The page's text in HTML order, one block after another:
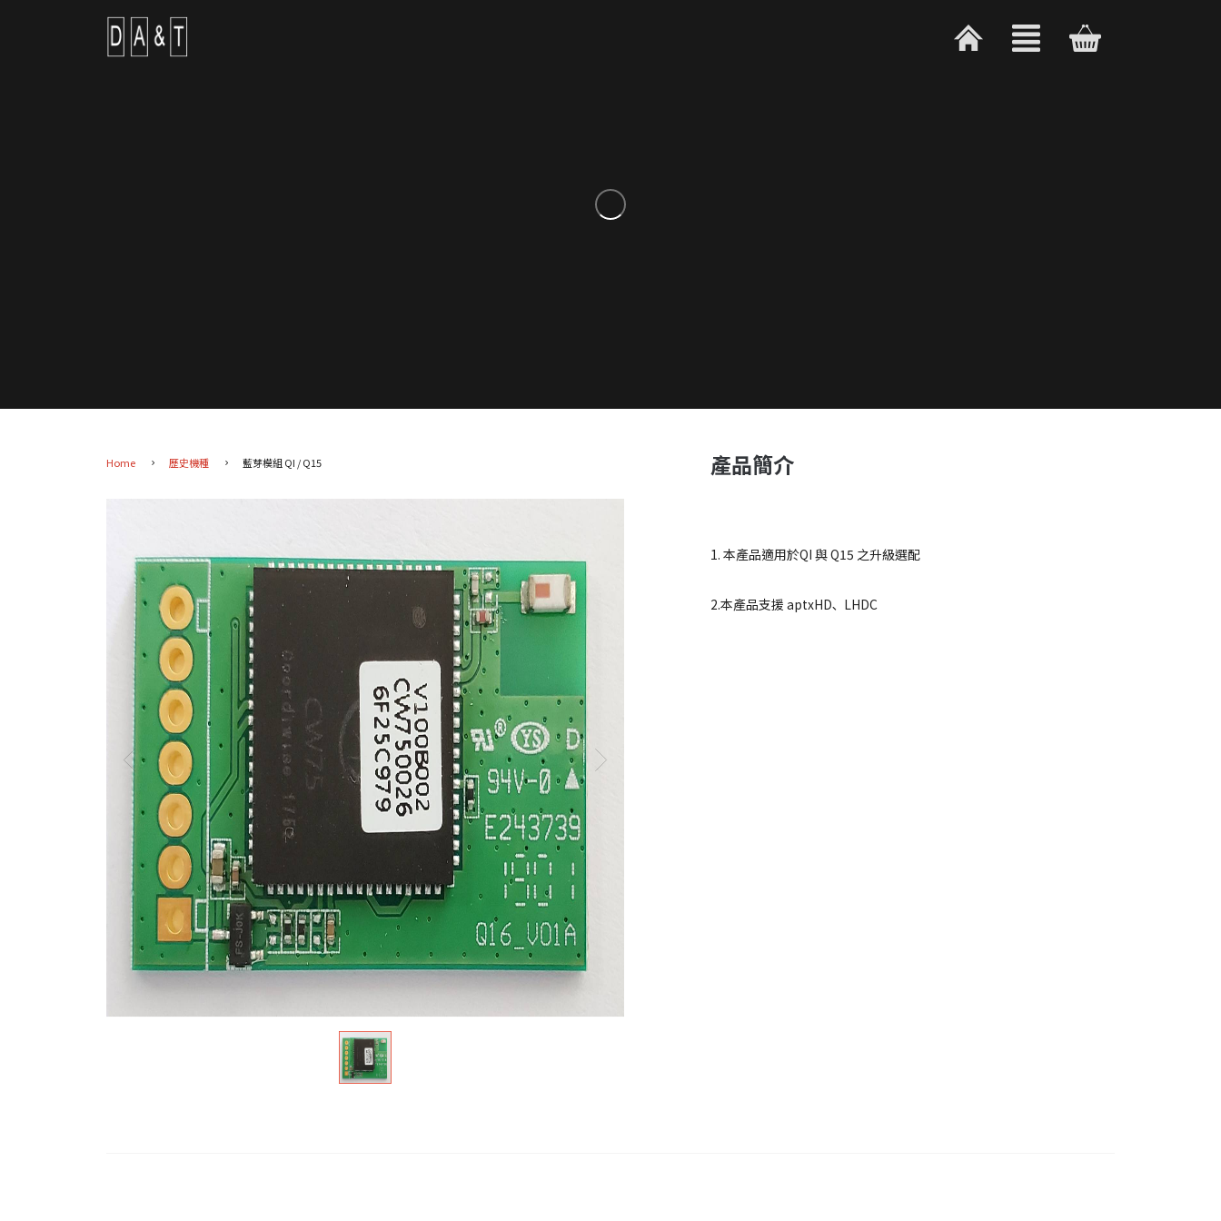
Home 歷史機種 藍芽模組 QI / Q15 產品簡介
1. 本產品適用於QI 與 Q15 之升級選配
2.本產品支援 aptxHD､ LHDC